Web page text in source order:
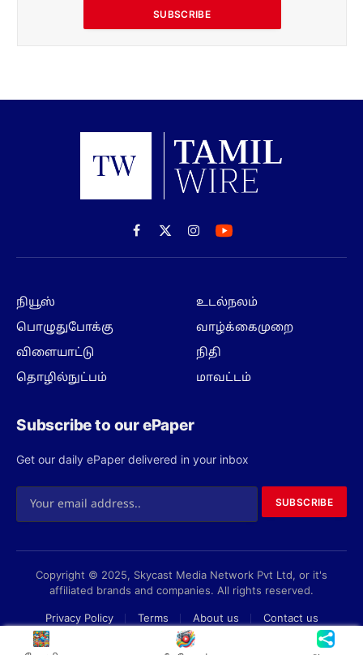
SUBSCRIBE
Facebook
X
(Twitter)
Instagram
நியூஸ்
பொழுதுபோக்கு
விளையாட்டு
தொழில்நுட்பம்
உடல்நலம்
வாழ்க்கைமுறை
நிதி
மாவட்டம்
Subscribe to our ePaper
Get our daily ePaper delivered in your inbox
SUBSCRIBE
Copyright © 2025, Skycast Media Network Pvt Ltd, or it's
affiliated brands and companies. All rights reserved.
Privacy Policy Terms About us Contact us